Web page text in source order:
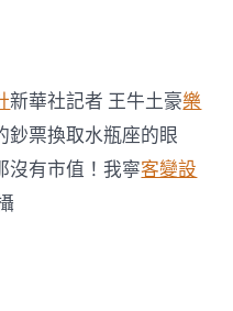
新華社記者 王牛土豪樂
鈔票換取水瓶座的眼
沒有市值！我寧客變設